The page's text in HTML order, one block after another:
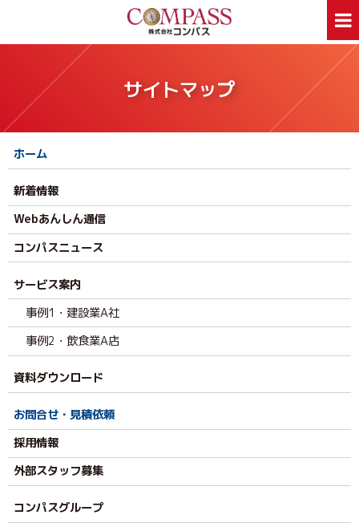
ホーム
ホームページ制作
ウェアプリント
Webあんしん通信
採用情報
外部スタッフ募集
サイトマップ
お問合せはお気軽に
TEL: 046-250-1005
月～金曜日 9:00～17:00
お問合せ
サイトマップ
ホーム
新着情報
Webあんしん通信
コンパスニュース
サービス案内
事例1・建設業A社
事例2・飲食業A店
資料ダウンロード
お問合せ・見積依頼
採用情報
外部スタッフ募集
コンパスグループ